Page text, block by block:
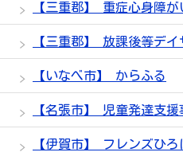
【三重郡】 重症心身障
【三重郡】 放課後等デ
【いなべ市】 からふる
【名張市】 児童発達支
【伊賀市】 フレンズひ